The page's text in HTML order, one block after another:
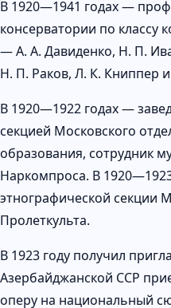
В 1920—1941 годах —
консерватории по классу
— А. А. Давиденко, Н. П.
Н. П. Раков, Л. К. Книппер
В 1920—1922 годах —
секцией Московского
образования, сотрудник
Наркомпроса. В
этнографической секции
Пролеткульта.
В 1923 году получил
Азербайджанской ССР
оперу на национальный